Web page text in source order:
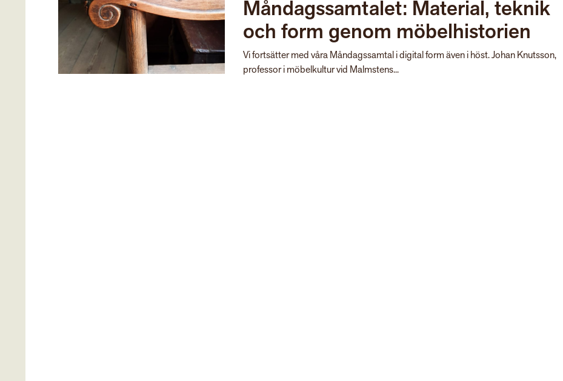
Måndagssamtalet: Material, teknik
och form genom möbelhistorien
Vi fortsätter med våra Måndagssamtal i digital form även i höst. Johan Knutsson,
professor i möbelkultur vid Malmstens...